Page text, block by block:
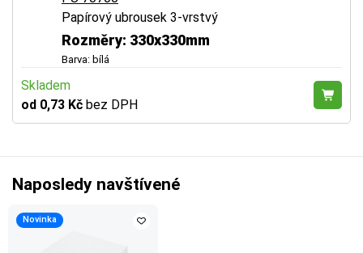
Papírový ubrousek 3-vrstvý
Rozměry: 330x330mm
Barva: bílá
Skladem
od 0,73 Kč bez DPH
Naposledy navštívené
Novinka